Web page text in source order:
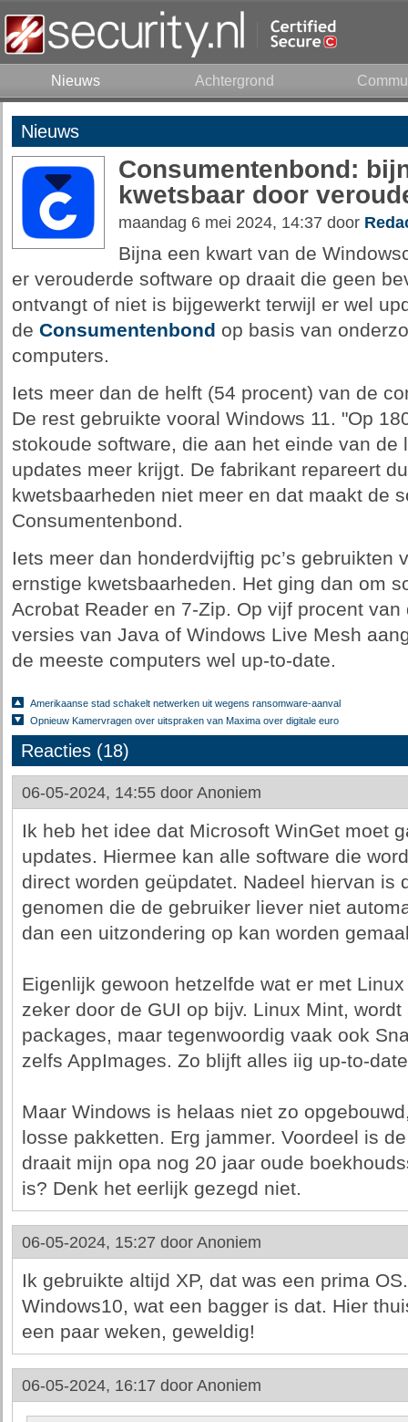
Nieuws Achtergrond
Nieuws
Consumentenbond:
kwetsbaar door
maandag 6 mei 2024, 14:37 door
Bijna een kwart van de
er verouderde software op draait die geen
ontvangt of niet is bijgewerkt terwijl er wel
de Consumentenbond op basis van
computers.
Iets meer dan de helft (54 procent) van de
De rest gebruikte vooral Windows 11. "Op
stokoude software, die aan het einde van
updates meer krijgt. De fabrikant repareert
kwetsbaarheden niet meer en dat maakt de
Consumentenbond.
Iets meer dan honderdvijftig pc’s gebruikten
ernstige kwetsbaarheden. Het ging dan om
Acrobat Reader en 7-Zip. Op vijf procent
versies van Java of Windows Live Mesh
de meeste computers wel up-to-date.
Amerikaanse stad schakelt netwerken uit wegens ransomware-aanval
Opnieuw Kamervragen over uitspraken van Maxima over digitale euro
Reacties (18)
06-05-2024, 14:55 door Anoniem
Ik heb het idee dat Microsoft WinGet moet
updates. Hiermee kan alle software die
direct worden geüpdatet. Nadeel hiervan is
genomen die de gebruiker liever niet
dan een uitzondering op kan worden
Eigenlijk gewoon hetzelfde wat er met
zeker door de GUI op bijv. Linux Mint,
packages, maar tegenwoordig vaak ook
zelfs AppImages. Zo blijft alles iig up-to-
Maar Windows is helaas niet zo
losse pakketten. Erg jammer. Voordeel is
draait mijn opa nog 20 jaar oude
is? Denk het eerlijk gezegd niet.
06-05-2024, 15:27 door Anoniem
Ik gebruikte altijd XP, dat was een prima
Windows10, wat een bagger is dat. Hier
een paar weken, geweldig!
06-05-2024, 16:17 door Anoniem